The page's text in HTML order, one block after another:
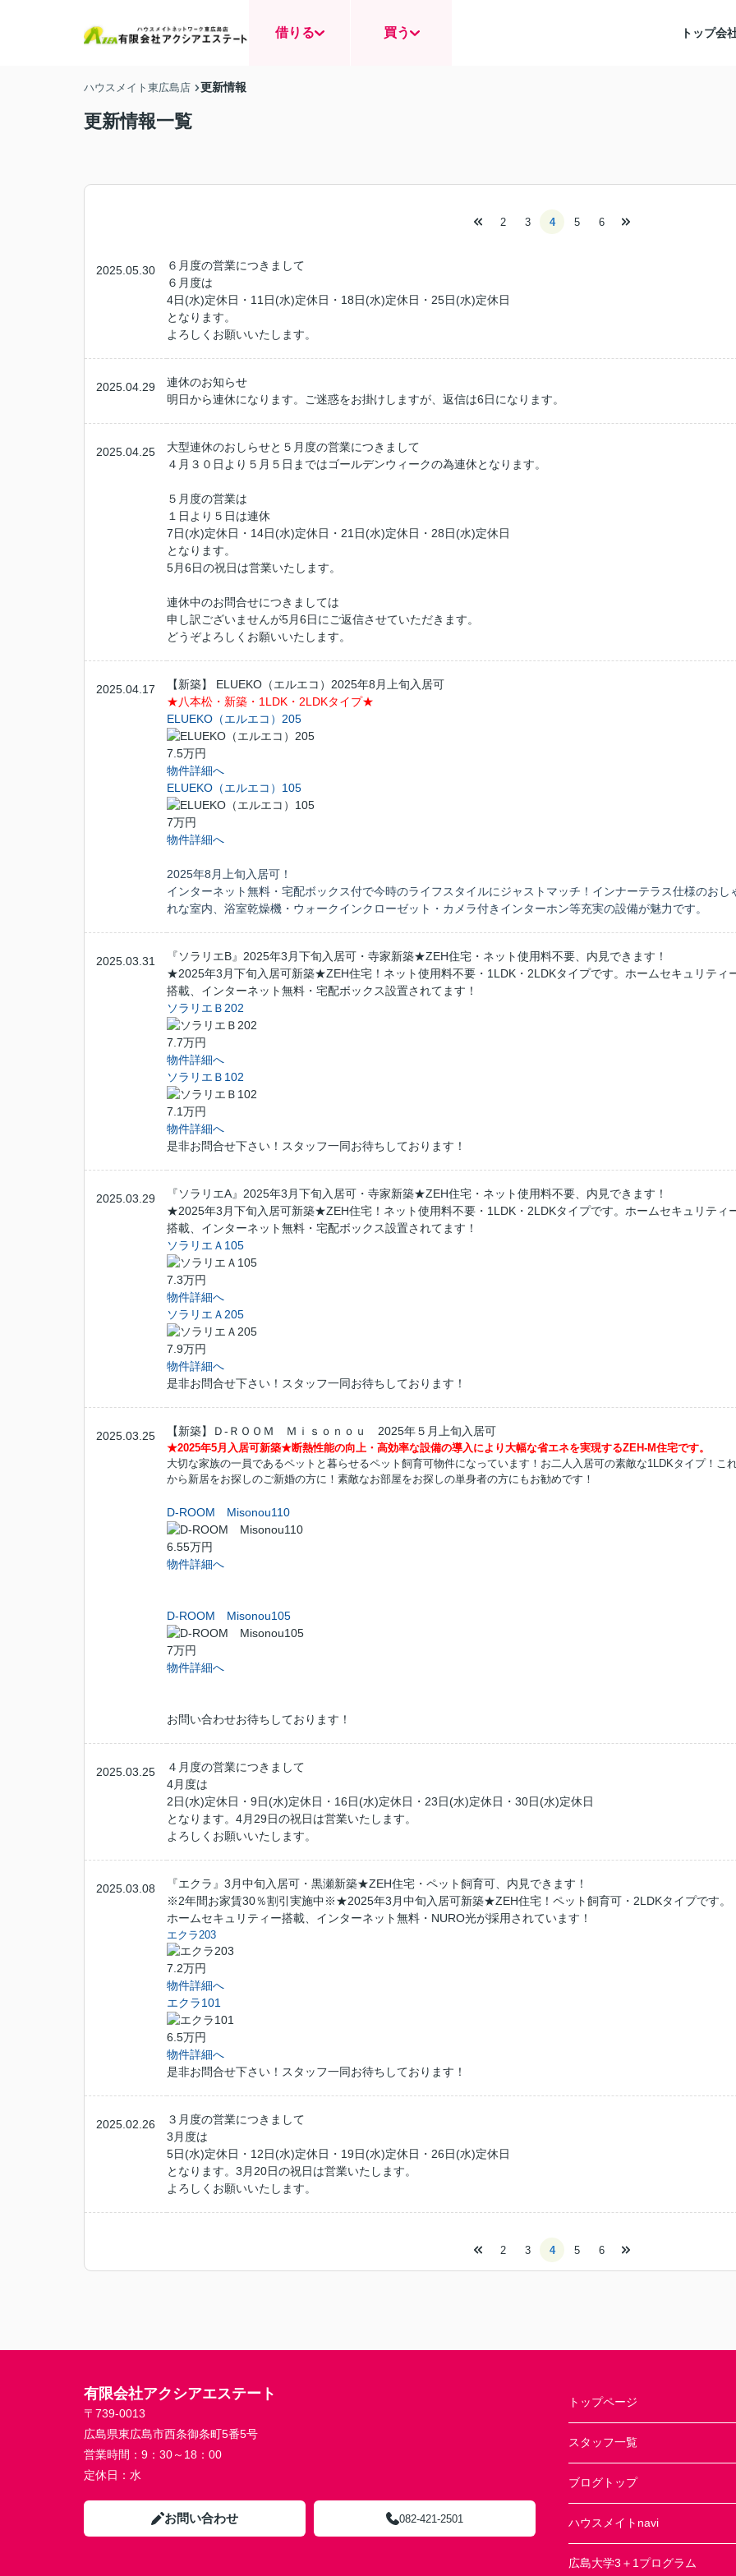
借りる 買う トップ会
ハウスメイト東広島店 更新情報
更新情報一覧
2 3 4 5 6
2025.05.30
６月度の営業につきまして
６月度は
4日(水)定休日・11日(水)定休日・18日(水)定休日・25日(水)定休日
となります。
よろしくお願いいたします。
2025.04.29
連休のお知らせ
明日から連休になります。ご迷惑をお掛けしますが、返信は6日になります。
2025.04.25
大型連休のおしらせと５月度の営業につきまして
４月３０日より５月５日まではゴールデンウィークの為連休となります。
５月度の営業は
１日より５日は連休
7日(水)定休日・14日(水)定休日・21日(水)定休日・28日(水)定休日
となります。
5月6日の祝日は営業いたします。
連休中のお問合せにつきましては
申し訳ございませんが5月6日にご返信させていただきます。
どうぞよろしくお願いいたします。
2025.04.17
【新築】 ELUEKO（エルエコ）2025年8月上旬入居可
★八本松・新築・1LDK ・2LDKタイプ★
ELUEKO（エルエコ）205
7.5万円
物件詳細へ
ELUEKO（エルエコ）105
7万円
物件詳細へ
2025年8月上旬入居可！
インターネット無料・宅配ボックス付で今時のライフスタイルにジャストマッチ！インナーテラス仕様のおし
れな室内、浴室乾燥機・ウォークインクローゼット ・カメラ付きインターホン等充実の設備が魅力です。
2025.03.31
『ソラリエB』2025年3月下旬入居可・寺家新築★ZEH住宅・ネット使用料不要、内見できます！
★2025年3月下旬入居可新築★ZEH住宅！ ネット使用料不要 ・1LDK・2LDKタイプです。ホームセキュリティ
搭載、インターネット無料・宅配ボックス設置されてます ！
ソラリエＢ202
7.7万円
物件詳細へ
ソラリエＢ102
7.1万円
物件詳細へ
是非お問合せ下さい！スタッフ一同お待ちしております！
2025.03.29
『ソラリエA』2025年3月下旬入居可・寺家新築★ZEH住宅・ネット使用料不要、内見できます！
★2025年3月下旬入居可新築★ZEH住宅！ ネット使用料不要 ・1LDK・2LDKタイプです。ホームセキュリティ
搭載、インターネット無料・宅配ボックス設置されてます ！
ソラリエＡ105
7.3万円
物件詳細へ
ソラリエＡ205
7.9万円
物件詳細へ
是非お問合せ下さい！スタッフ一同お待ちしております！
2025.03.25 【新築】Ｄ-ＲＯＯＭ Ｍｉｓｏｎｏｕ 2025年５月上旬入居可
★2025年5月入居可新築★断熱性能の向上・高効率な設備の導入により大幅な省エネを実現するZEH-M住宅です。
大切な家族の一員であるペットと暮らせるペット飼育可物件になっています！お二人入居可の素敵な1LDKタイプ！こ
から新居をお探しのご新婚の方に！素敵なお部屋をお探しの単身者の方にもお勧めです！
D-ROOM Misonou110
6.55万円
物件詳細へ
D-ROOM Misonou105
7万円
物件詳細へ
お問い合わせお待ちしております！
2025.03.25
４月度の営業につきまして
4月度は
2日(水)定休日・9日(水)定休日・16日(水)定休日・23日(水)定休日・30日(水)定休日
となります。4月29日の祝日は営業いたします。
よろしくお願いいたします。
2025.03.08
『エクラ』3月中旬入居可・黒瀬新築★ZEH住宅・ペット飼育可、内見できます！
※2年間お家賃30％割引実施中※★2025年3月中旬入居可新築★ZEH住宅！ペット飼育可・2LDKタイプです。
ホームセキュリティー搭載、インターネット無料・NURO光が採用されています！
エクラ203
7.2万円
物件詳細へ
エクラ101
6.5万円
物件詳細へ
是非お問合せ下さい！スタッフ一同お待ちしております！
2025.02.26
３月度の営業につきまして
3月度は
5日(水)定休日・12日(水)定休日・19日(水)定休日・26日(水)定休日
となります。3月20日の祝日は営業いたします。
よろしくお願いいたします。
2 3 4 5 6
有限会社アクシアエステート
〒739-0013
広島県東広島市西条御条町5番5号
営業時間： 9：30～18：00
定休日： 水
お問い合わせ 082-421-2501
トップページ
スタッフ一覧
ブログトップ
ハウスメイトnavi
広島大学3＋1プログラム